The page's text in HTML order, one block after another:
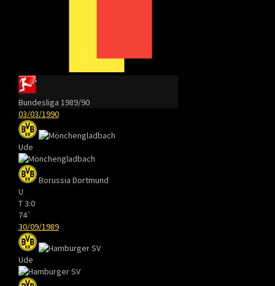
Bundesliga 1989/90
03/03/1990
Ude
Borussia Dortmund
U
T3:0
74`
30/09/1989
Ude